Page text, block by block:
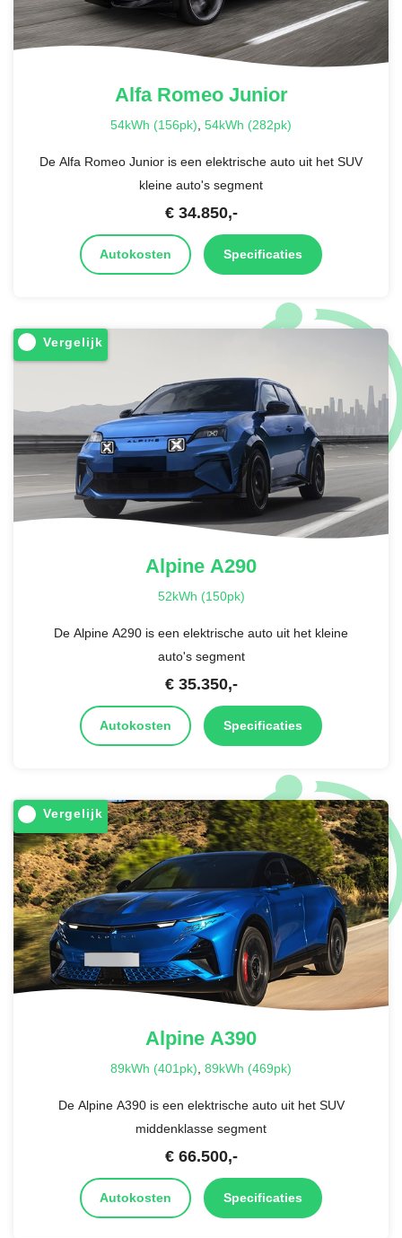
Alfa RomeoJunior
54kWh (156pk) 54kWh (282pk)
De Alfa Romeo Junior is een elektrische auto uit het SUV
kleine auto's segment
€ 34.850,-
Autokosten Specificaties
Vergelijk
AlpineA290
52kWh (150pk)
De Alpine A290 is een elektrische auto uit het kleine
auto's segment
€ 35.350,-
Autokosten Specificaties
Vergelijk
AlpineA390
89kWh (401pk) 89kWh (469pk)
De Alpine A390 is een elektrische auto uit het SUV
middenklasse segment
€ 66.500,-
Autokosten Specificaties